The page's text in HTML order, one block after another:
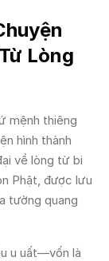
Lòng
mệnh thiêng
hình thành
về lòng từ bi
Phật, được lưu
tường quang
u uất—vốn là